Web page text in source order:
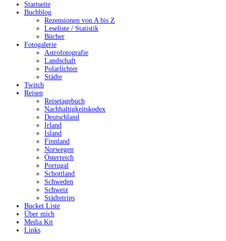
Startseite
Buchblog
Rezensionen von A bis Z
Leseliste / Statistik
Bücher
Fotogalerie
Astrofotografie
Landschaft
Polarlichter
Städte
Twitch
Reisen
Reisetagebuch
Nachhaltigkeitskodex
Deutschland
Irland
Island
Finnland
Norwegen
Österreich
Portugal
Schottland
Schweden
Schweiz
Städtetrips
Bucket Liste
Über mich
Media Kit
Links